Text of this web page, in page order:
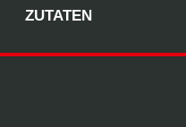
ZUTATEN